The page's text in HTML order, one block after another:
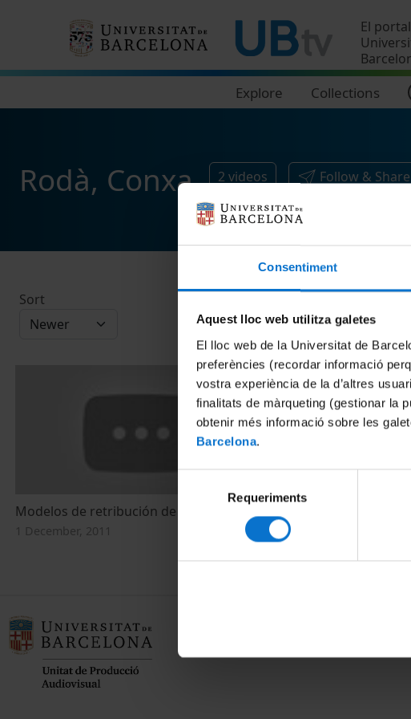
Consentiment
Aquest lloc web utilitza galetes
El lloc web de la Universitat de
preferències (recordar informació
vostra experiència de la d’altres
finalitats de màrqueting (gestionar la
obtenir més informació sobre les
Barcelona.
consentiment
Requeriments
El
Explore Collections
Rodà, Conxa 2 videos Follow & Share
Sort
Modelos de retribución de la creación
1 December, 2011
Modelos de negocio
1 December, 2011